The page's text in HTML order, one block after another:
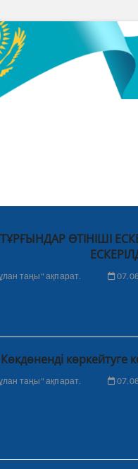
ТҰРҒЫНДАР ӨТІНІШІ
таңы" ақпарат.
Көкдөненді көркейтуге
таңы" ақпарат.